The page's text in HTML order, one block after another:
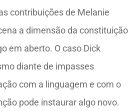
contribuições de Melanie
a dimensão da constituição
em aberto. O caso Dick
diante de impasses
com a linguagem e com o
pode instaurar algo novo.